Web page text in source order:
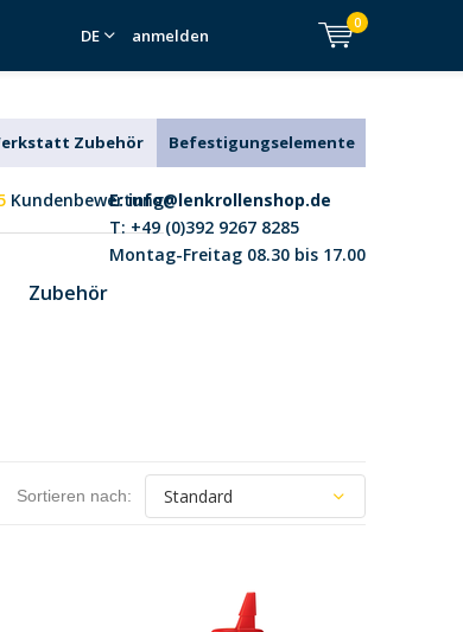
DE anmelden
0
Zubehör Befestigungselemente
Kundenbewertung
E:info@lenkrollenshop.de
T: +49 (0)392 9267 8285
Montag-Freitag 08.30 bis 17.00
Zubehör
Sortieren nach: